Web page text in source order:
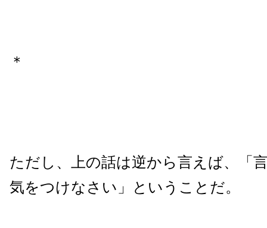
＊
ただし、上の話は逆から言えば、「
気をつけなさい」ということだ。